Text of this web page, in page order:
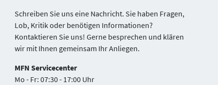
Schreiben Sie uns eine Nachricht. Sie haben Fragen,
Lob, Kritik oder benötigen Informationen?
Kontaktieren Sie uns! Gerne besprechen und klären
wir mit Ihnen gemeinsam Ihr Anliegen.
MFN Servicecenter
Mo - Fr: 07:30 - 17:00 Uhr